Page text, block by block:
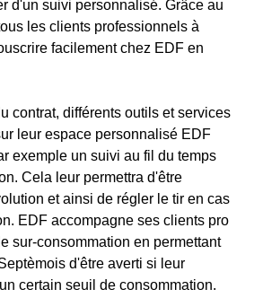
d'un suivi personnalisé. Grâce au
les clients professionnels à
facilement chez EDF en
contrat, différents outils et services
leur espace personnalisé EDF
exemple un suivi au fil du temps
Cela leur permettra d'être
et ainsi de régler le tir en cas
EDF accompagne ses clients pro
sur-consommation en permettant
d'être averti si leur
certain seuil de consommation.